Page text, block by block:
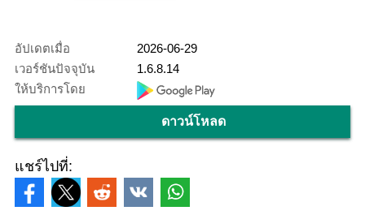
อัปเดตเมื่อ
2026-06-29
เวอร์ชันปัจจุบัน
1.6.8.14
ให้บริการโดย
ดาวน์โหลด
แชร์ไปที่: